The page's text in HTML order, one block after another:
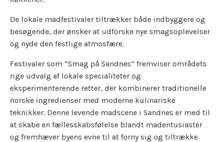
De lokale madfestivaler tiltrækker både indbyggere og
besøgende, der ønsker at udforske nye smagsoplevelser
og nyde den festlige atmosfære.
Festivaler som “Smag på Sandnes” fremviser områdets
rige udvalg af lokale specialiteter og
eksperimenterende retter, der kombinerer traditionelle
norske ingredienser med moderne kulinariske
teknikker. Denne levende madscene i Sandnes er med til
at skabe en fællesskabsfølelse blandt madentusiaster
og fremhæver byens evne til at forny sig og tiltrække